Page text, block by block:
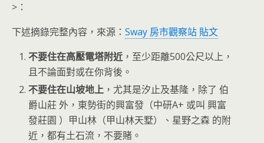
>：
下述摘錄完整內容，來源： Sway 房市觀察站 貼文
不要住在高壓電塔附近 ，至少距離500公尺以上，
且不論面對或在你背後。
不要住在山坡地上 ，尤其是汐止及基隆，除了 伯
爵山莊 外，東勢街的興富發（中研A+ 或叫 興富
發莊園 ）甲山林（甲山林天墅）、星野之森 的附
近，都有土石流，不要賭。